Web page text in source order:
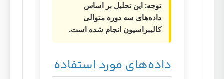
توجه: این تحلیل بر اساس
داده‌های سه دوره متوالی
کالیبراسیون انجام شده است.
داده‌های مورد استفاده